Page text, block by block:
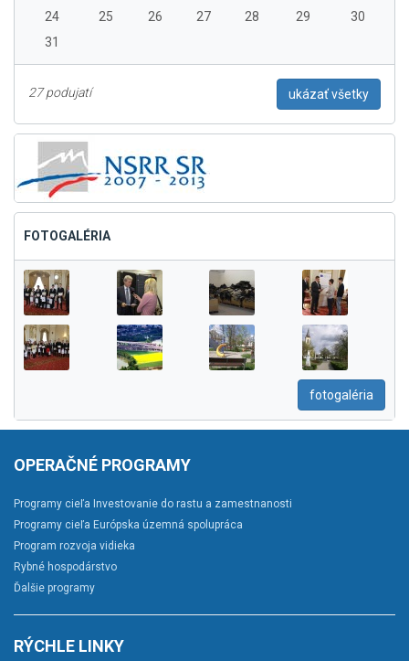
24
25 26 27 28 29
30
31
27 podujatí ukázať všetky
FOTOGALÉRIA
fotogaléria
OPERAČNÉ PROGRAMY
Programy cieľa Investovanie do rastu a zamestnanosti
Programy cieľa Európska územná spolupráca
Program rozvoja vidieka
Rybné hospodárstvo
Ďalšie programy
RÝCHLE LINKY